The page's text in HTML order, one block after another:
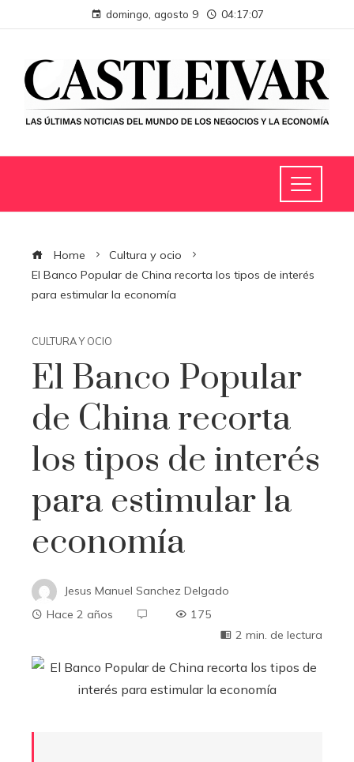
domingo, agosto 9 04:17:07
Home
Cultura y ocio
El Banco Popular de China recorta los tipos de interés
para estimular la economía
CULTURA Y OCIO
El Banco Popular
de China recorta
los tipos de interés
para estimular la
economía
Jesus Manuel Sanchez Delgado
Hace 2 años
175
2 min. de lectura